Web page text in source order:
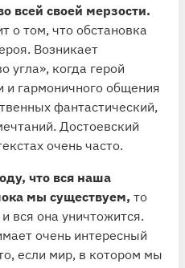
всей своей мерзости.
о том, что обстановка
Возникает
угла», когда герой
и гармоничного общения
фантастический,
Достоевский
очень часто.
что вся наша
мы существуем, то
вся она уничтожится.
очень интересный
если мир, в котором мы